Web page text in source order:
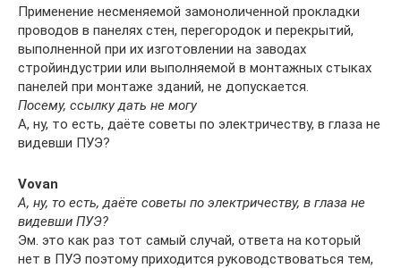
Применение несменяемой замоноличенной прокладки
проводов в панелях стен, перегородок и перекрытий,
выполненной при их изготовлении на заводах
стройиндустрии или выполняемой в монтажных стыках
панелей при монтаже зданий, не допускается.
Посему, ссылку дать не могу
А, ну, то есть, даёте советы по электричеству, в глаза не
видевши ПУЭ?
Vovan
А, ну, то есть, даёте советы по электричеству, в глаза не
видевши ПУЭ?
Эм. это как раз тот самый случай, ответа на который
нет в ПУЭ поэтому приходится руководствоваться тем,